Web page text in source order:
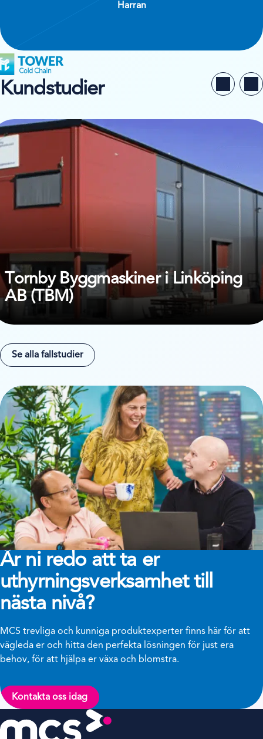
Harran
Kundstudier
Tornby Byggmaskiner i Linköping
AB (TBM)
kundstudien på Tornby Byggmaskiner i Linköping AB (TBM)
Se alla fallstudier
Är ni redo att ta er
uthyrningsverksamhet till
nästa nivå?
MCS trevliga och kunniga produktexperter finns här för att
vägleda er och hitta den perfekta lösningen för just era
behov, för att hjälpa er växa och blomstra.
Kontakta oss idag